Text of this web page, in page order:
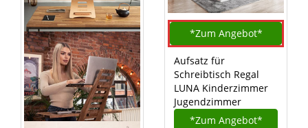
*Zum Angebot*
Aufsatz für
Schreibtisch Regal
LUNA Kinderzimmer
Jugendzimmer
*Zum Angebot*